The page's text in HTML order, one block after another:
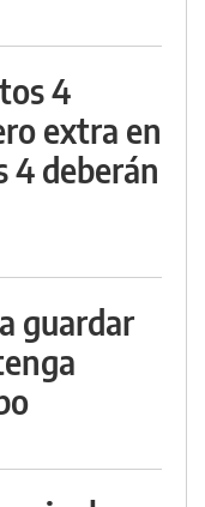
4
extra en
4 deberán
guardar